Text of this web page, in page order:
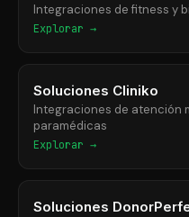
Integraciones de fitness y
Explorar →
Soluciones Cliniko
Integraciones de atención
paramédicas
Explorar →
Soluciones